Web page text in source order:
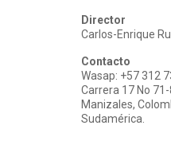
Director
Carlos-Enrique
Contacto
Wasap: +57 312
Carrera 17 No
Manizales,
Sudamérica.